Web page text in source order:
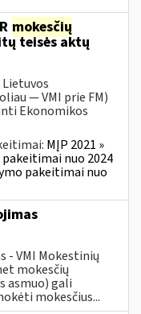
mokesčių
teisės aktų
— VMI prie FM)
Ekonomikos
MĮP 2021 »
nuo 2024
pakeitimai nuo
- VMI Mokestinių
mokesčių
asmuo) gali
mokesčius...